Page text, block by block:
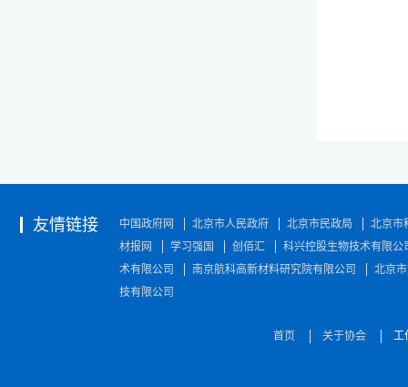
友情链接 中国政府网 北京市人民政府 北京市民政局
北京市
材报网
学习强国 创佰汇
科兴控股生物技术有限公
术有限公司
南京航科高新材料研究院有限公司
北京
技有限公司
首页 关于协会 工